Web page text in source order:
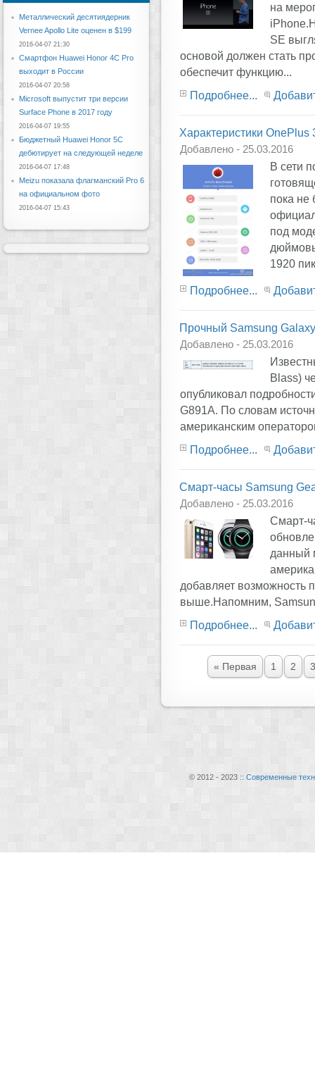
на
SE
основой должен стать
обеспечит функцию...
Подробнее...
Характеристики OnePlus
Добавлено - 25.03.2016
В сети
пока не
под
1920
Подробнее...
Прочный Samsung
Добавлено - 25.03.2016
Blass)
опубликовал
G891A. По словам
американским
Подробнее...
Cмарт-часы Samsung
Добавлено - 25.03.2016
Cмарт-
данный
добавляет возможность
выше.Напомним,
Подробнее...
« Первая 1 2 3
Металлический десятиядерник
Vernee Apollo Lite оценен в $199
2016-04-07 21:30
Смартфон Huawei Honor 4C Pro
выходит в России
2016-04-07 20:58
Microsoft выпустит три версии
Surface Phone в 2017 году
2016-04-07 19:55
Бюджетный Huawei Honor 5C
дебютирует на следующей неделе
2016-04-07 17:48
Meizu показала флагманский Pro 6
на официальном фото
2016-04-07 15:43
© 2012 - 2023 :: Современные